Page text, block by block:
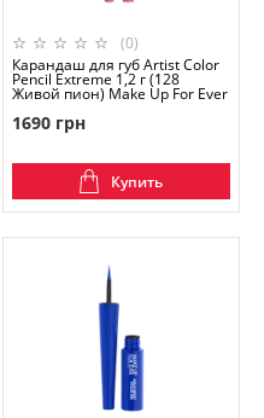
(0)
Карандаш для губ Artist Color
Pencil Extreme 1,2 г (128
Живой пион) Make Up For Ever
1690 грн
Купить